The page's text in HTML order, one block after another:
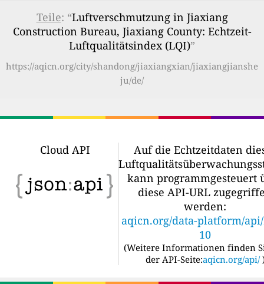
Teile: “Luftverschmutzung in Jiaxiang
Construction Bureau, Jiaxiang County: Echtzeit-
Luftqualitätsindex (LQI)”
https://aqicn.org/city/shandong/jiaxiangxian/jiaxiangjianshe
ju/de/
Cloud API
Auf die Echtzeitdaten
kann programmgesteuert
diese API-URL
werden:
aqicn.org/data-platform/
10
(Weitere Informationen finden
der API-Seite:aqicn.org/api/